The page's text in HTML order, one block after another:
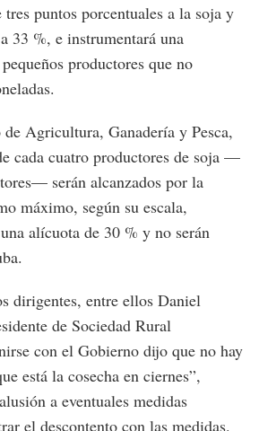
puntos porcentuales a la soja y
33 %, e instrumentará una
productores que no
Agricultura, Ganadería y Pesca,
cada cuatro productores de soja —
serán alcanzados por la
máximo, según su escala,
alícuota de 30 % y no serán
dirigentes, entre ellos Daniel
de Sociedad Rural
con el Gobierno dijo que no hay
está la cosecha en ciernes”,
a eventuales medidas
el descontento con las medidas.